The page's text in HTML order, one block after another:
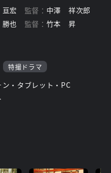
宏 監督： 中澤 祥次郎
也 監督： 竹本 昇
特撮ドラマ
・タブレット・PC